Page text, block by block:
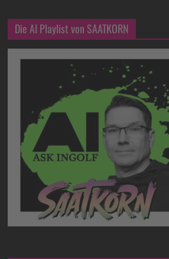
Die AI Playlist von SAATKORN